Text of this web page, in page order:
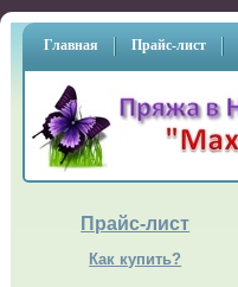
Главная Прайс-лист
Прайс-лист
Как купить?